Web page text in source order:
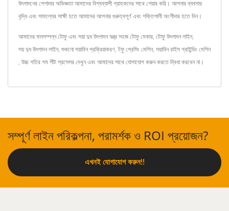
উৎপাদনের পেশাদার অভিজ্ঞতা আমাদের বিশ্বব্যাপী গ্রাহকদের সাথে শেয়ার করি। আপনার ব্যবসার
বৃদ্ধি এবং সাফল্যের সাক্ষী হতে আমাদের আপনার গুরুত্বপূর্ণ এবং শক্তিশালী অংশীদার হতে দিন।
আমাদের মানসম্পন্ন টোফু এবং সয়া দুধ উৎপাদন যন্ত্র সহজ টোফু মেকার টোফু উৎপাদন লাইন,
সয় দুধ উৎপাদন লাইন, শুকনো সয়াবিন প্রক্রিয়াকরণ টফু প্রেসিং মেশিন, সয়াবিন রাইস গ্রাইন্ডিং মেশিন
উচ্চ গতির গম শীট প্রসেসর দেখুন এবং আমাদের সাথে যোগাযোগ করুনকরতে দ্বিধা করবেন না।
সম্পূর্ণ লাইন পরিকল্পনা, পরামর্শক ও ROI প্রয়োজন?
এখনই যোগাযোগ করুন!!